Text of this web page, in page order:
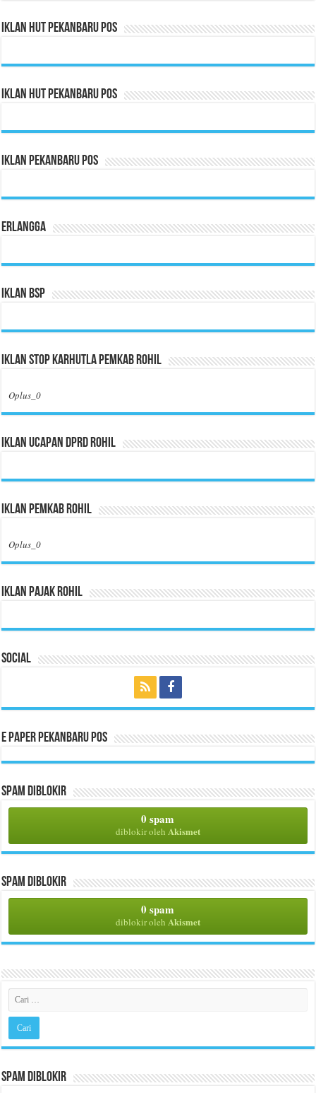
Iklan HUT Pekanbaru Pos
Iklan HUT Pekanbaru Pos
Iklan Pekanbaru Pos
Erlangga
Iklan BSP
Iklan Stop Karhutla Pemkab Rohil
Oplus_0
Iklan Ucapan DPRD Rohil
Iklan Pemkab Rohil
Oplus_0
Iklan Pajak Rohil
Social
E Paper Pekanbaru Pos
Spam Diblokir
0 spam
diblokir oleh Akismet
Spam Diblokir
0 spam
diblokir oleh Akismet
Spam Diblokir